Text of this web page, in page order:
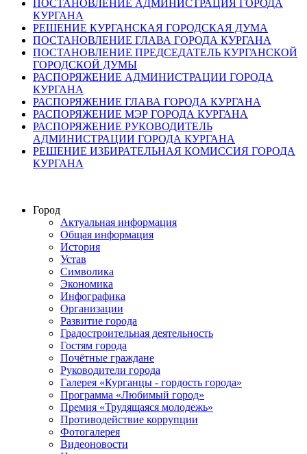
ПОСТАНОВЛЕНИЕ АДМИНИСТРАЦИЯ ГОРОДА
КУРГАНА
РЕШЕНИЕ КУРГАНСКАЯ ГОРОДСКАЯ ДУМА
ПОСТАНОВЛЕНИЕ ГЛАВА ГОРОДА КУРГАНА
ПОСТАНОВЛЕНИЕ ПРЕДСЕДАТЕЛЬ КУРГАНСКОЙ
ГОРОДСКОЙ ДУМЫ
РАСПОРЯЖЕНИЕ АДМИНИСТРАЦИИ ГОРОДА
КУРГАНА
РАСПОРЯЖЕНИЕ ГЛАВА ГОРОДА КУРГАНА
РАСПОРЯЖЕНИЕ МЭР ГОРОДА КУРГАНА
РАСПОРЯЖЕНИЕ РУКОВОДИТЕЛЬ
АДМИНИСТРАЦИИ ГОРОДА КУРГАНА
РЕШЕНИЕ ИЗБИРАТЕЛЬНАЯ КОМИССИЯ ГОРОДА
КУРГАНА
Город
Актуальная информация
Общая информация
История
Устав
Символика
Экономика
Инфографика
Организации
Развитие города
Градостроительная деятельность
Гостям города
Почётные граждане
Руководители города
Галерея «Курганцы - гордость города»
Программа «Любимый город»
Премия «Трудящаяся молодежь»
Противодействие коррупции
Фотогалерея
Видеоновости